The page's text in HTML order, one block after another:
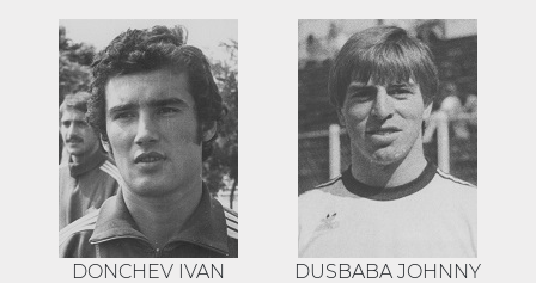
DONCHEV IVAN DUSBABA JOHNNY